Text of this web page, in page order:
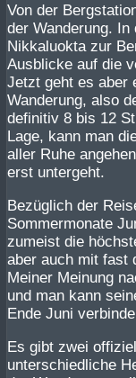
Von der
der Wanderung. In
Nikkaluokta zur
Ausblicke auf die
Jetzt geht es aber
Wanderung, also
definitiv 8 bis 12
Lage, kann man
aller Ruhe
erst untergeht.
Bezüglich der
Sommermonate
zumeist die
aber auch mit fast
Meiner Meinung
und man kann
Ende Juni
Es gibt zwei
unterschiedliche